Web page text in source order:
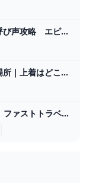
【ティアキン】地底からの呼び声攻略 エピソードチャレンジ(フルテロップ) - YouTube
【ティアキン】最初の服の場所｜上着はどこ？【ゼルダの伝説 ティアーズオブザキングダム】 ワイトのゲーム案内所
【ティアキン】ファストトラベルのやり方【ゼルダの伝説ティアーズオブザキングダム】